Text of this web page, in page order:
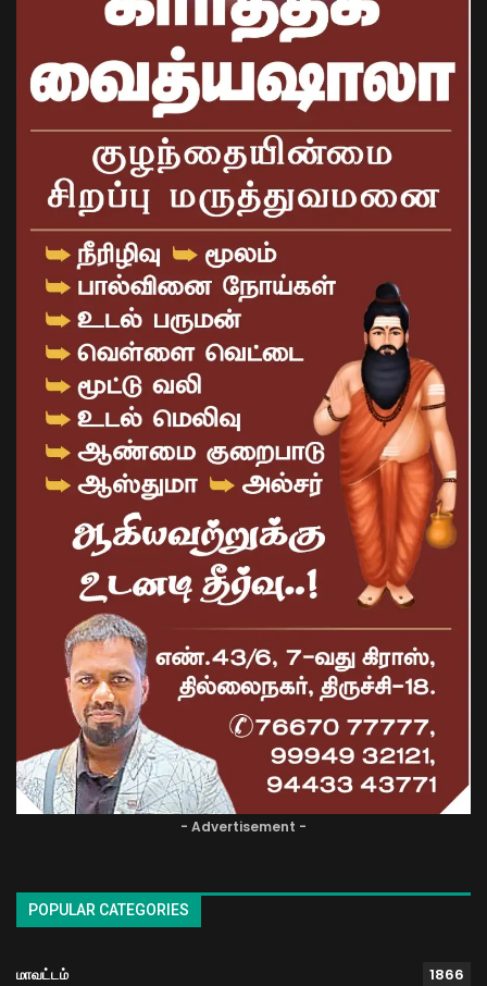
- Advertisement -
POPULAR CATEGORIES
மாவட்டம் 1866